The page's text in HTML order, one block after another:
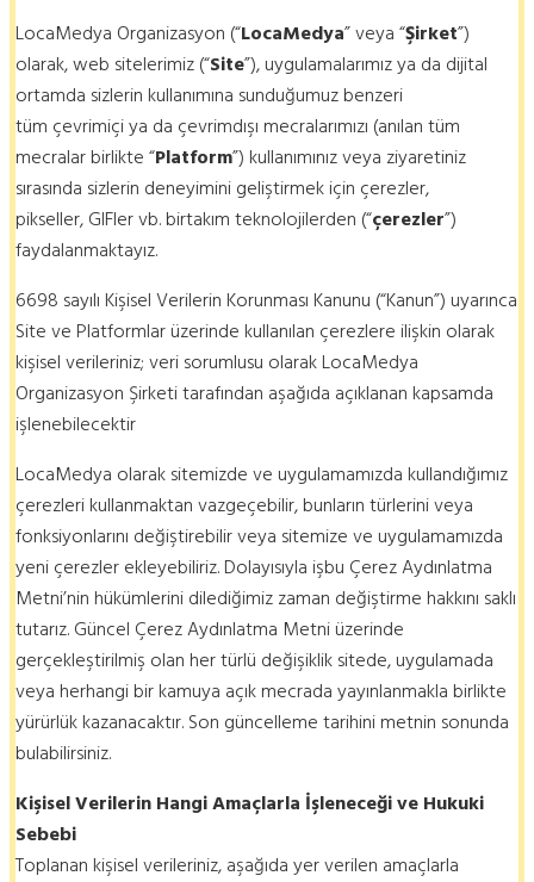
LocaMedya Organizasyon (“LocaMedya” veya “Şirket”)
olarak, web sitelerimiz (“Site”), uygulamalarımız ya da dijital
ortamda sizlerin kullanımına sunduğumuz benzeri
tüm çevrimiçi ya da çevrimdışı mecralarımızı (anılan tüm
mecralar birlikte “Platform”) kullanımınız veya ziyaretiniz
sırasında sizlerin deneyimini geliştirmek için çerezler,
pikseller, GIFler vb. birtakım teknolojilerden (“çerezler”)
faydalanmaktayız.
6698 sayılı Kişisel Verilerin Korunması Kanunu (“Kanun”) uyarınca
Site ve Platformlar üzerinde kullanılan çerezlere ilişkin olarak
kişisel verileriniz; veri sorumlusu olarak LocaMedya
Organizasyon Şirketi tarafından aşağıda açıklanan kapsamda
işlenebilecektir
LocaMedya olarak sitemizde ve uygulamamızda kullandığımız
çerezleri kullanmaktan vazgeçebilir, bunların türlerini veya
fonksiyonlarını değiştirebilir veya sitemize ve uygulamamızda
yeni çerezler ekleyebiliriz. Dolayısıyla işbu Çerez Aydınlatma
Metni’nin hükümlerini dilediğimiz zaman değiştirme hakkını saklı
tutarız. Güncel Çerez Aydınlatma Metni üzerinde
gerçekleştirilmiş olan her türlü değişiklik sitede, uygulamada
veya herhangi bir kamuya açık mecrada yayınlanmakla birlikte
yürürlük kazanacaktır. Son güncelleme tarihini metnin sonunda
bulabilirsiniz.
Kişisel Verilerin Hangi Amaçlarla İşleneceği ve Hukuki
Sebebi
Toplanan kişisel verileriniz, aşağıda yer verilen amaçlarla